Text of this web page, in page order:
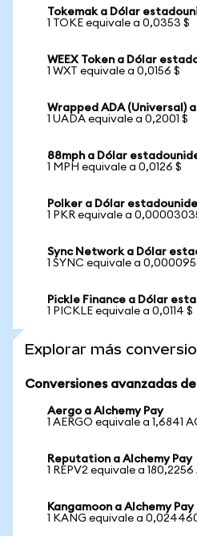
Tokemak a Dólar
1 TOKE equivale a 0,0353 $
WEEX Token a Dólar
1 WXT equivale a 0,0156 $
Wrapped ADA (Universal)
1 UADA equivale a 0,2001 $
88mph a Dólar
1 MPH equivale a 0,0126 $
Polker a Dólar
1 PKR equivale a
Sync Network a Dólar
1 SYNC equivale a
Pickle Finance a Dólar
1 PICKLE equivale a 0,0114 $
Explorar más
Conversiones avanzadas
Aergo a Alchemy Pay
1 AERGO equivale a 1,6841
Reputation a Alchemy Pay
1 REPV2 equivale a 180,2256
Kangamoon a Alchemy Pay
1 KANG equivale a